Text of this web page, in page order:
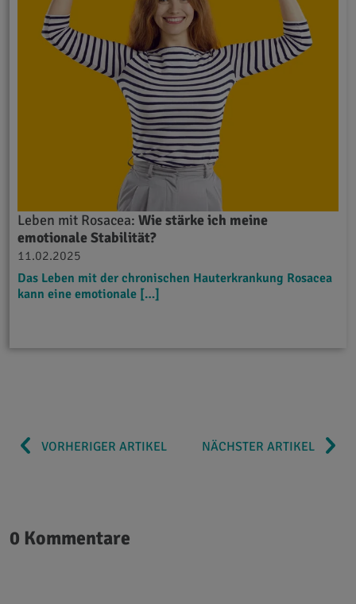
Leben mit Rosacea: Wie stärke ich meine
emotionale Stabilität?
11.02.2025
Das Leben mit der chronischen Hauterkrankung Rosacea
kann eine emotionale […]
VORHERIGER ARTIKEL NÄCHSTER ARTIKEL
0 Kommentare